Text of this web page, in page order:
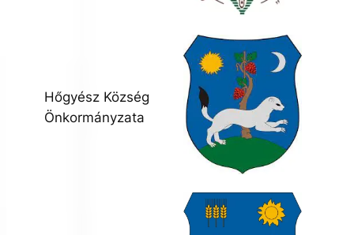
Hőgyész Község
Önkormányzata